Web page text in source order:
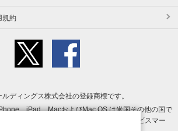
規約
ディングス株式会社の登録商標です。
、iPad、MacおよびMac OS は米国その他の国で
商標です。App Store は Apple Inc. のサービスマー